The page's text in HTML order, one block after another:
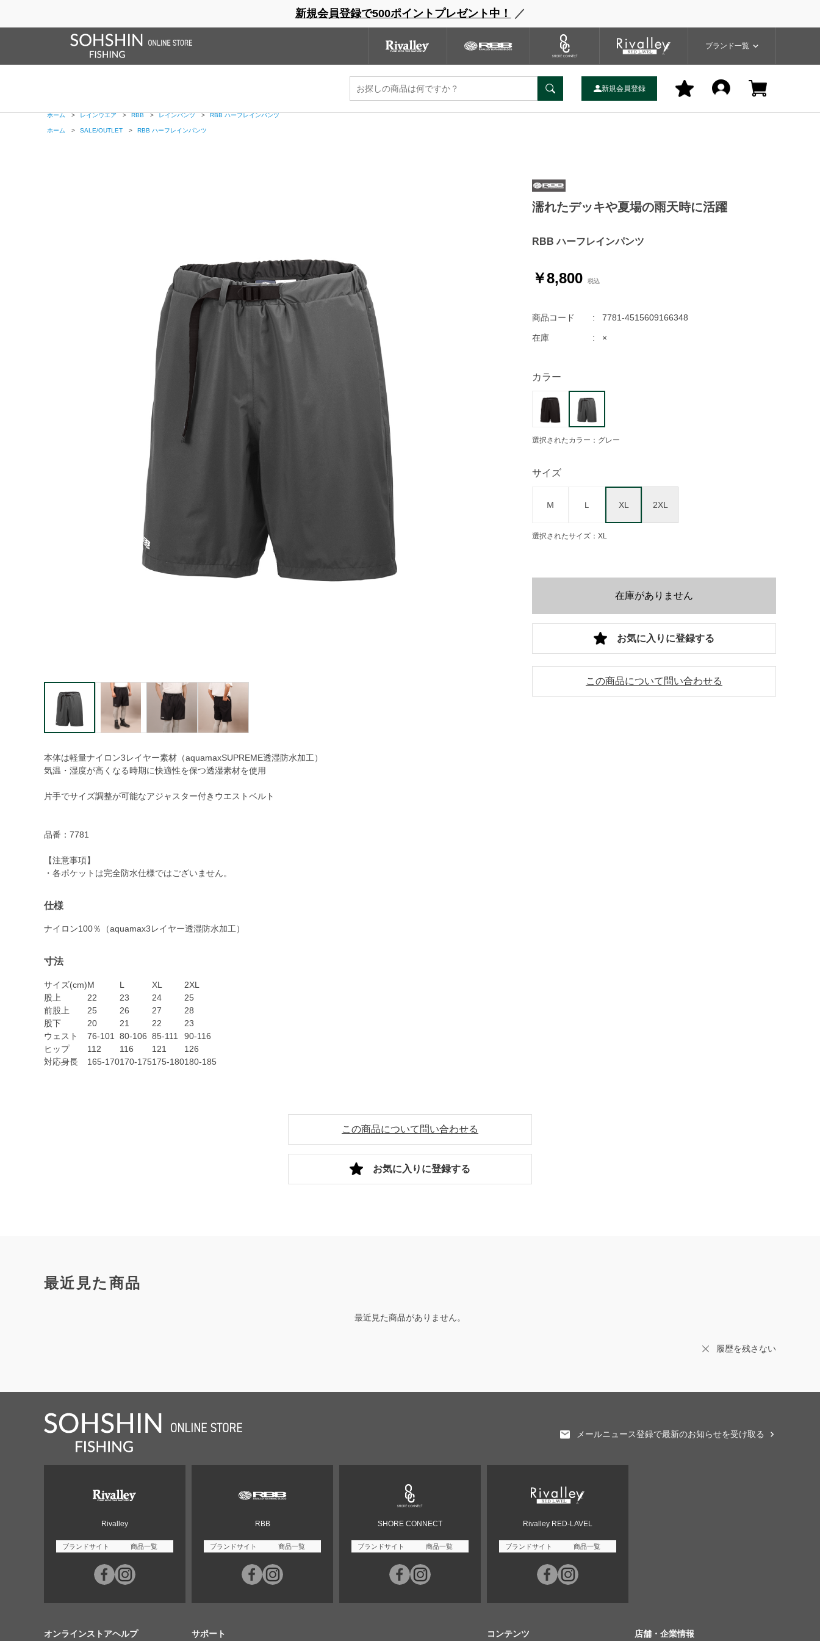
新規会員登録で500ポイントプレゼント中！ ／
ブランド一覧
ブランドサイト 商品一覧 ブランドサイト
新規会員登録
ウェーダー レインウェア フットウェア グローブ キャップ
RBB > RBB ハーフレインパンツ
ホーム > レインウエア > RBB > レインパンツ > RBB ハーフレインパンツ
ホーム > SALE/OUTLET > RBB ハーフレインパンツ
本体は軽量ナイロン3レイヤー素材（aquamaxSUPREME透湿防水加工）
気温・湿度が高くなる時期に快適性を保つ透湿素材を使用
片手でサイズ調整が可能なアジャスター付きウエストベルト
品番：7781
【注意事項】
・各ポケットは完全防水仕様ではございません。
仕様
ナイロン100％（aquamax3レイヤー透湿防水加工）
寸法
サイズ(cm)M L XL
2XL
股上
22 23 24
25
前股上
25 26 27
28
股下
20 21 22
23
ウェスト
76-101 80-106 85-111
90-116
ヒップ
112 116 121
126
対応身長
165-170170-175175-180180-185
濡れたデッキや夏場の雨天時に活躍
RBB ハーフレインパンツ
￥8,800
商品コード 7781-4515609166348
在庫 ×
カラー
選択されたカラー：グレー
サイズ
Ｍ Ｌ XL 2XL
選択されたサイズ：XL
在庫がありません
この商品について問い合わせる
お気に入りに登録する
この商品について問い合わせる
お気に入りに登録する
最近見た商品
最近見た商品がありません。
履歴を残さない
メールニュース登録で最新のお知らせを受け取る
Rivalley
ブランドサイト 商品一覧
RBB
ブランドサイト 商品一覧
SHORE CONNECT
ブランドサイト 商品一覧
Rivalley RED-LAVEL
ブランドサイト 商品一覧
オンラインストアヘルプ サポート コンテンツ 店舗・企業情報